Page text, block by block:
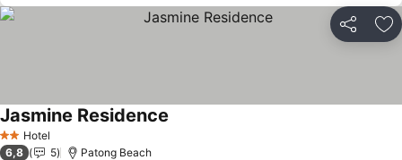
Partilhar
2 Estrelas
Hotel
Jasmine Residence
6,8 5 Patong Beach